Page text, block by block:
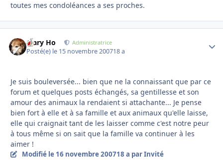
toutes mes condoléances a ses proches.
Mary Ho Administratrice
Posté(e) le 15 novembre 200718 a
Je suis bouleversée... bien que ne la connaissant que par ce
forum et quelques posts échangés, sa gentillesse et son
amour des animaux la rendaient si attachante... Je pense
bien fort à elle et à sa famille et aux animaux qu'elle laisse,
elle qui craignait tant de les laisser comme c'est notre peur
à tous même si on sait que la famille va continuer à les
aimer !
Modifié le 16 novembre 200718 a par Invité